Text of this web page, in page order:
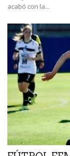
acabó con la...